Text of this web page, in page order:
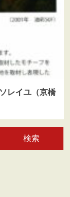
レイユ（京橋